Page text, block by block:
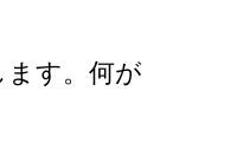
す。何が